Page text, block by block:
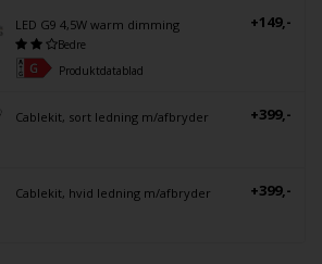
LED G9 4,5W warm dimming
Bedre
Produktdatablad
+149,-
Cablekit, sort ledning m/afbryder +399,-
Cablekit, hvid ledning m/afbryder +399,-